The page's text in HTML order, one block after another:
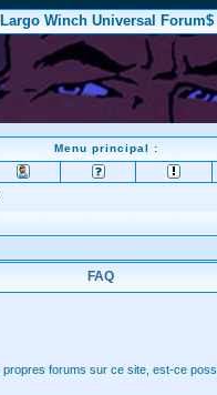
Largo Winch Universal Forum$
Menu principal :
FAQ
forums sur ce site, est-ce